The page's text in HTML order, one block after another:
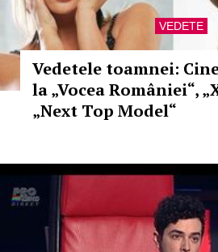
VEDETE
Vedetele toamnei:
la „Vocea României“,
„Next Top Model“